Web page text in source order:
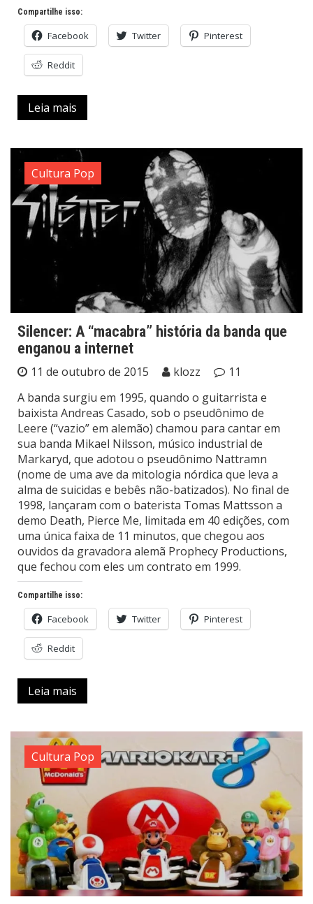
Compartilhe isso:
Facebook Twitter Pinterest
Reddit
Leia mais
Cultura Pop
Silencer: A “macabra” história da banda que
enganou a internet
11 de outubro de 2015 klozz
11
A banda surgiu em 1995, quando o guitarrista e
baixista Andreas Casado, sob o pseudônimo de
Leere (“vazio” em alemão) chamou para cantar em
sua banda Mikael Nilsson, músico industrial de
Markaryd, que adotou o pseudônimo Nattramn
(nome de uma ave da mitologia nórdica que leva a
alma de suicidas e bebês não-batizados). No final de
1998, lançaram com o baterista Tomas Mattsson a
demo Death, Pierce Me, limitada em 40 edições, com
uma única faixa de 11 minutos, que chegou aos
ouvidos da gravadora alemã Prophecy Productions,
que fechou com eles um contrato em 1999.
Compartilhe isso:
Facebook Twitter Pinterest
Reddit
Leia mais
Cultura Pop